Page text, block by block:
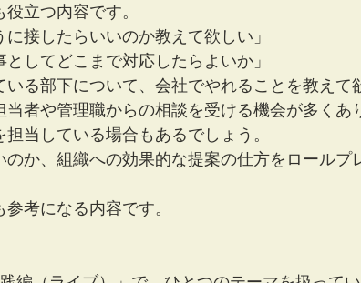
立つ内容です。
に接したらいいのか教えて欲しい」
としてどこまで対応したらよいか」
いる部下について、会社でやれることを教えて
者や管理職からの相談を受ける機会が多くあ
当している場合もあるでしょう。
か、組織への効果的な提案の仕方をロールプ
考になる内容です。